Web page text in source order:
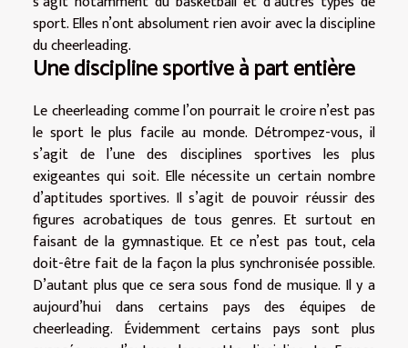
sport. Elles n’ont absolument rien avoir avec la discipline
du cheerleading.
Une discipline sportive à part entière
Le cheerleading comme l’on pourrait le croire n’est pas
le sport le plus facile au monde. Détrompez-vous, il
s’agit de l’une des disciplines sportives les plus
exigeantes qui soit. Elle nécessite un certain nombre
d’aptitudes sportives. Il s’agit de pouvoir réussir des
figures acrobatiques de tous genres. Et surtout en
faisant de la gymnastique. Et ce n’est pas tout, cela
doit-être fait de la façon la plus synchronisée possible.
D’autant plus que ce sera sous fond de musique. Il y a
aujourd’hui dans certains pays des équipes de
cheerleading. Évidemment certains pays sont plus